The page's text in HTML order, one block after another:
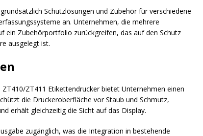
Schutzlösungen und Zubehör für verschiedene
an. Unternehmen, die mehrere
ein Zubehörportfolio zurückgreifen, das auf den Schutz
ausgelegt ist.
ZT411 Etikettendrucker bietet Unternehmen einen
die Druckeroberfläche vor Staub und Schmutz,
erhält gleichzeitig die Sicht auf das Display.
zugänglich, was die Integration in bestehende